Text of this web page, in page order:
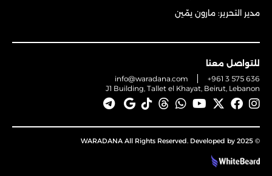
مدير التحرير: مارون يمّين
للتواصل معنا
info@waradana.com
+961 3 575 636
J1 Building, Tallet el Khayat, Beirut, Lebanon
© 2025 WARADANA All Rights Reserved. Developed by